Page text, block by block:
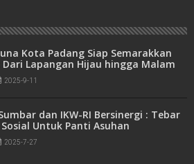
Kota Padang Siap Semarakkan
Dari Lapangan Hijau hingga Malam
2025-9-11
dan IKW-RI Bersinergi : Tebar
Untuk Panti Asuhan
2025-7-27